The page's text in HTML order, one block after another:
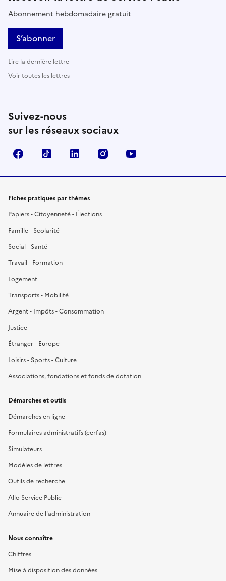
Abonnement hebdomadaire gratuit
S’abonner
Lire la dernière lettre
Voir toutes les lettres
Suivez-nous
sur les réseaux sociaux
FacebookTikTok LinkedIn Instagram
Fiches pratiques par thèmes
Papiers - Citoyenneté - Élections
Famille - Scolarité
Social - Santé
Travail - Formation
Logement
Transports - Mobilité
Argent - Impôts - Consommation
Justice
Étranger - Europe
Loisirs - Sports - Culture
Associations, fondations et fonds de dotation
Démarches et outils
Démarches en ligne
Formulaires administratifs (cerfas)
Simulateurs
Modèles de lettres
Outils de recherche
Allo Service Public
Annuaire de l'administration
Nous connaître
Chiffres
Mise à disposition des données